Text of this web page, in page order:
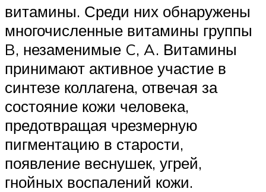
витамины. Среди них обнаружены
многочисленные витамины группы
B, незаменимые C, A. Витамины
принимают активное участие в
синтезе коллагена, отвечая за
состояние кожи человека,
предотвращая чрезмерную
пигментацию в старости,
появление веснушек, угрей,
гнойных воспалений кожи.